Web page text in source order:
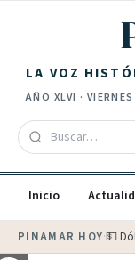
LA VOZ
AÑO XLVI ·
Inicio
PINAMAR HOY·💵